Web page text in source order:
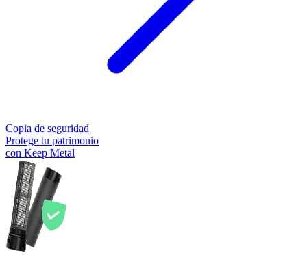
Copia de seguridad
Protege tu patrimonio
con Keep Metal